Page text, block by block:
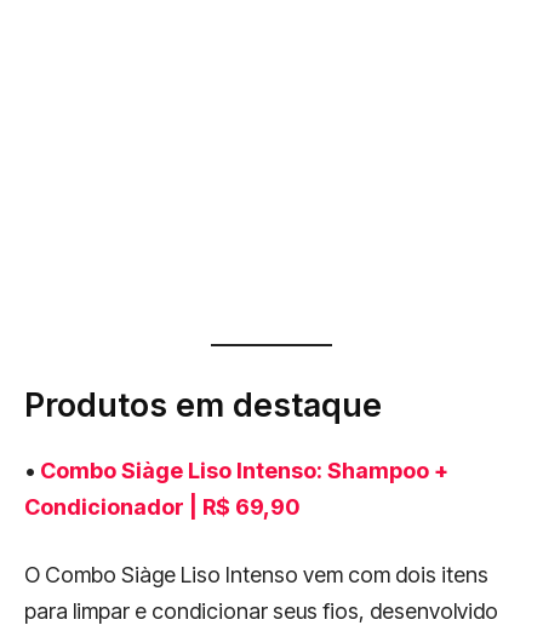
Produtos em destaque
• Combo Siàge Liso Intenso: Shampoo +
Condicionador | R$ 69,90
O Combo Siàge Liso Intenso vem com dois itens
para limpar e condicionar seus fios, desenvolvido